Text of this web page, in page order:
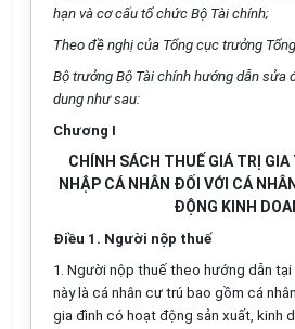
hạn và cơ cấu tổ chức Bộ Tài chính;
Theo đề nghị của Tổng cục trưởng
Bộ trưởng Bộ Tài chính hướng dẫn sửa
dung như sau:
Chương I
CHÍNH SÁCH THUẾ GIÁ TRỊ
NHẬP CÁ NHÂN ĐỐI VỚI CÁ
ĐỘNG KINH
Điều 1. Người nộp thuế
1. Người nộp thuế theo hướng dẫn
này là cá nhân cư trú bao gồm cá
gia đình có hoạt động sản xuất, kinh